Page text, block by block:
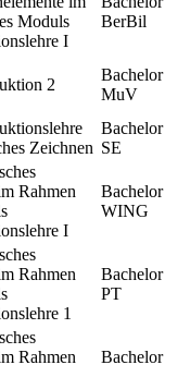
Moduls
I
BerBil
2
Bachelor
MuV
Zeichnen
Bachelor
SE
Rahmen
I
Bachelor
WING
Rahmen
1
Bachelor
PT
Rahmen
Bachelor